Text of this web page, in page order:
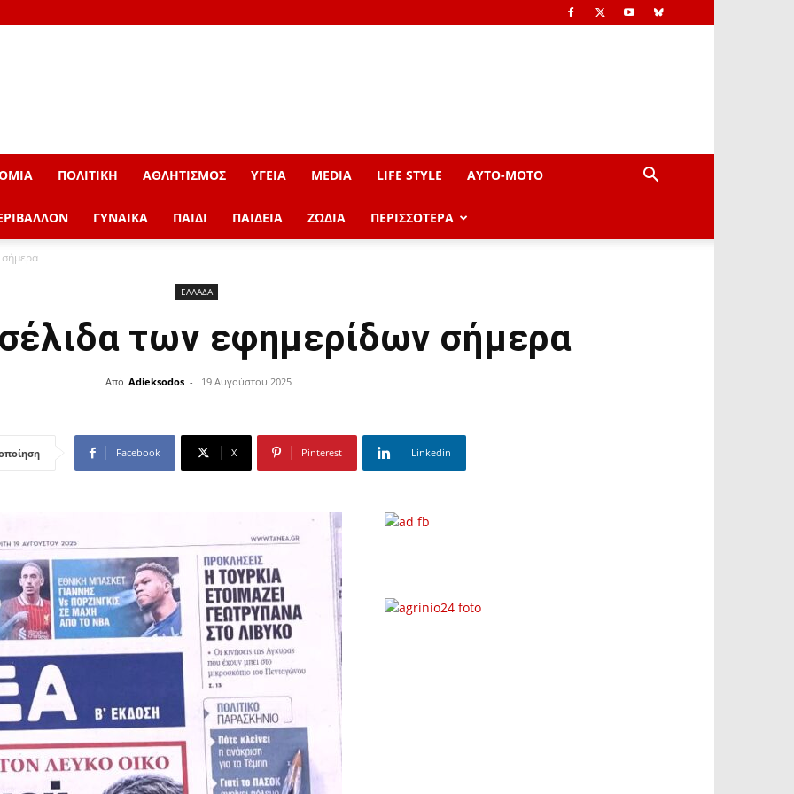
ΠΟΛΙΤΙΚΗ ΑΘΛΗΤΙΣΜΟΣ ΥΓΕΙΑ MEDIA LIFE STYLE AYTO-ΜOTO
ΓΥΝΑΙΚΑ ΠΑΙΔΙ ΠΑΙΔΕΙΑ ΖΩΔΙΑ ΠΕΡΙΣΣΟΤΕΡΑ
ΕΛΛΑΔΑ
των εφημερίδων σήμερα
Από Adieksodos - 19 Αυγούστου 2025
Facebook X Pinterest Linkedin